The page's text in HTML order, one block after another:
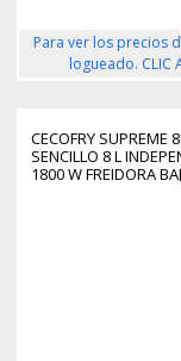
Para ver los precios
logueado. CLIC
CECOFRY SUPREME
SENCILLO 8 L
1800 W FREIDORA